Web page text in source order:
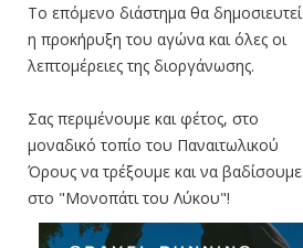
Το επόμενο διάστημα θα δημοσιευτεί
η προκήρυξη του αγώνα και όλες οι
λεπτομέρειες της διοργάνωσης.
Σας περιμένουμε και φέτος, στο
μοναδικό τοπίο του Παναιτωλικού
Όρους να τρέξουμε και να βαδίσουμε
στο "Μονοπάτι του Λύκου"!